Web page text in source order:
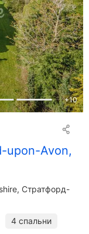
+10
upon-Avon,
Стратфорд-
4 спальни